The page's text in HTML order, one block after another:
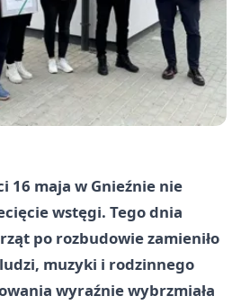
16 maja w Gnieźnie nie
wstęgi. Tego dnia
po rozbudowie zamieniło
muzyki i rodzinnego
wyraźnie wybrzmiała